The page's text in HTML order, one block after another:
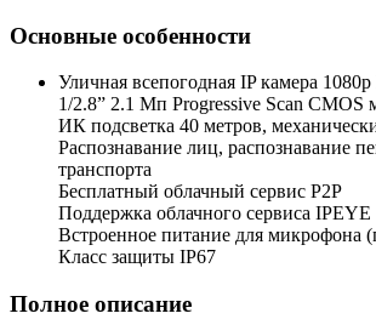
Основные особенности
Уличная всепогодная IP камера
1/2.8” 2.1 Мп Progressive Scan CMOS
ИК подсветка 40 метров,
Распознавание лиц, распознавание
транспорта
Бесплатный облачный сервис P2P
Поддержка облачного сервиса IPEYE
Встроенное питание для микрофона
Класс защиты IP67
Полное описание